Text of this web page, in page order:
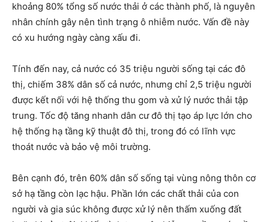
khoảng 80% tổng số nước thải ở các thành phố, là nguyên
nhân chính gây nên tình trạng ô nhiễm nước. Vấn đề này
có xu hướng ngày càng xấu đi.
Tính đến nay, cả nước có 35 triệu người sống tại các đô
thị, chiếm 38% dân số cả nước, nhưng chỉ 2,5 triệu người
được kết nối với hệ thống thu gom và xử lý nước thải tập
trung. Tốc độ tăng nhanh dân cư đô thị tạo áp lực lớn cho
hệ thống hạ tầng kỹ thuật đô thị, trong đó có lĩnh vực
thoát nước và bảo vệ môi trường.
Bên cạnh đó, trên 60% dân số sống tại vùng nông thôn cơ
sở hạ tầng còn lạc hậu. Phần lớn các chất thải của con
người và gia súc không được xử lý nên thấm xuống đất